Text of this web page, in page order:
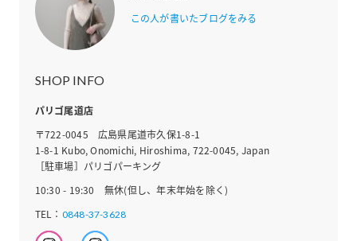
この人が書いたブログをみる
SHOP INFO
パリゴ尾道店
〒722-0045 広島県尾道市久保1-8-1
1-8-1 Kubo, Onomichi, Hiroshima, 722-0045, Japan
［駐車場］パリゴパーキング
10:30 - 19:30 無休(但し、年末年始を除く)
TEL： 0848-37-3628